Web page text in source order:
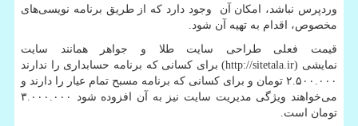
وردپرس نباشد، امکان آن وجود دارد که از طریق برنامه نویسی‌های
مخصوص، اقدام به تهیه آن شود.
قیمت فعلی طراحی سایت طلا و جواهر همانند سایت
نمایشی (http://sitetala.ir) برای کسانی که برنامه حسابداری را ندارند
۲.۵۰۰.۰۰۰ تومان و برای کسانی که برنامه مسبح تمام عیار را دارند و
می‌خواهند ویژگی مدیریت سایت نیز به آن افزوده شود ۳.۰۰۰.۰۰۰
تومان است.